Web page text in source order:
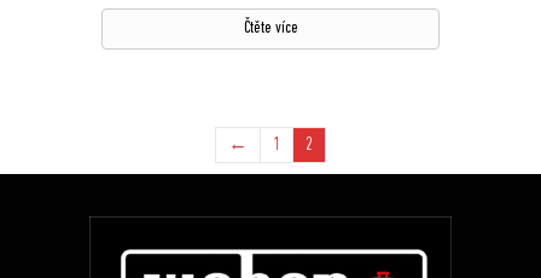
Čtěte více
← 1 2